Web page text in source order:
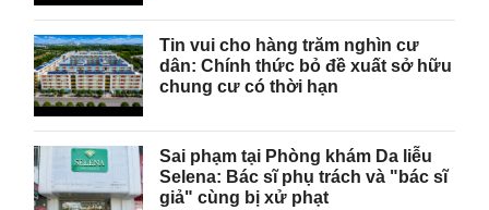
Tin vui cho hàng trăm nghìn cư
dân: Chính thức bỏ đề xuất sở hữu
chung cư có thời hạn
Sai phạm tại Phòng khám Da liễu
Selena: Bác sĩ phụ trách và "bác sĩ
giả" cùng bị xử phạt